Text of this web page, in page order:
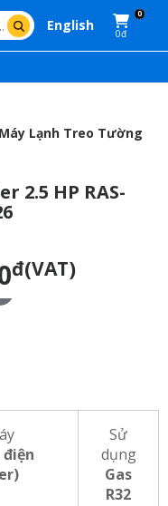
English
0
0đ
Máy Lạnh Treo Tường
2.5 HP RAS-
đ(VAT)
Sử
dụng
Gas
R32